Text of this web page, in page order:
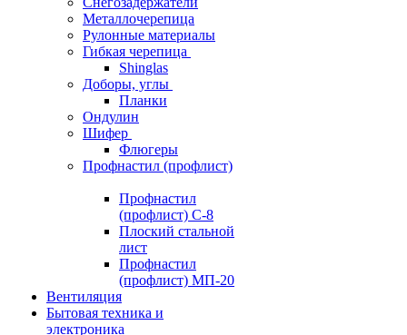
Металлочерепица
Рулонные материалы
Гибкая черепица
Shinglas
Доборы, углы
Планки
Ондулин
Шифер
Флюгеры
Профнастил (профлист)
Профнастил
(профлист) С-8
Плоский стальной
лист
Профнастил
(профлист) МП-20
Вентиляция
Бытовая техника и
электроника